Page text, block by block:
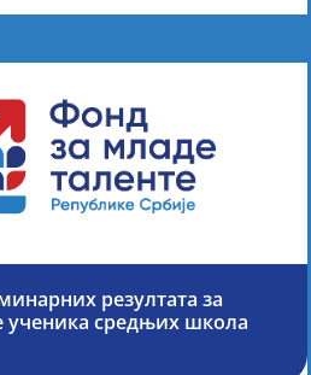
резултата за
ученика средњих школа